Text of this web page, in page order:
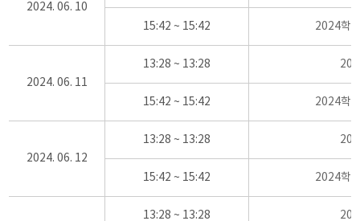
2024. 06. 10
15:42 ~ 15:42 2024학
2024. 06. 11
13:28 ~ 13:28
15:42 ~ 15:42 2024학
2024. 06. 12
13:28 ~ 13:28
15:42 ~ 15:42 2024학
13:28 ~ 13:28